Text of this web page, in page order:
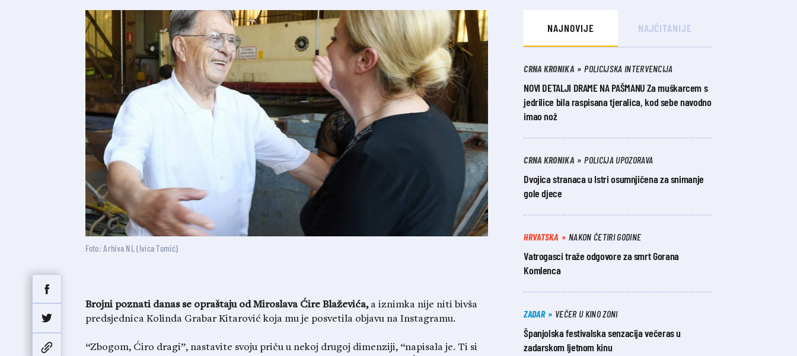
Foto: Arhiva NL (Ivica Tomić)
Brojni poznati danas se opraštaju od Miroslava Ćire Blaževića,a iznimka nije niti bivša
predsjednica Kolinda Grabar Kitarović koja mu je posvetila objavu na Instagramu.
“Zbogom, Ćiro dragi”, nastavite svoju priču u nekoj drugoj dimenziji, “napisala je. Ti si
NAJNOVIJE NAJČITANIJE
CRNA KRONIKA POLICIJSKA INTERVENCIJA
NOVI DETALJI DRAME NA PAŠMANU Za muškarcem s
jedrilice bila raspisana tjeralica, kod sebe navodno
imao nož
CRNA KRONIKA POLICIJA UPOZORAVA
Dvojica stranaca u Istri osumnjičena za snimanje
gole djece
HRVATSKA NAKON ČETIRI GODINE
Vatrogasci traže odgovore za smrt Gorana
Komlenca
ZADAR VEČER U KINO ZONI
Španjolska festivalska senzacija večeras u
zadarskom ljetnom kinu